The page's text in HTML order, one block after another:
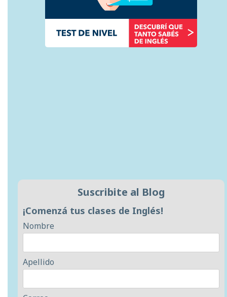
Suscribite al Blog
¡Comenzá tus clases de Inglés!
Nombre
Apellido